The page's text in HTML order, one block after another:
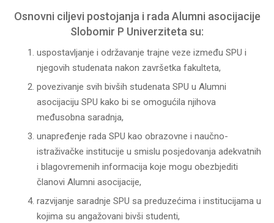
Osnovni ciljevi postojanja i rada Alumni asocijacije
Slobomir P Univerziteta su:
uspostavljanje i održavanje trajne veze između SPU i
njegovih studenata nakon završetka fakulteta,
povezivanje svih bivših studenata SPU u Alumni
asocijaciju SPU kako bi se omogućila njihova
međusobna saradnja,
unapređenje rada SPU kao obrazovne i naučno-
istraživačke institucije u smislu posjedovanja adekvatnih
i blagovremenih informacija koje mogu obezbjediti
članovi Alumni asocijacije,
razvijanje saradnje SPU sa preduzećima i institucijama u
kojima su angažovani bivši studenti,